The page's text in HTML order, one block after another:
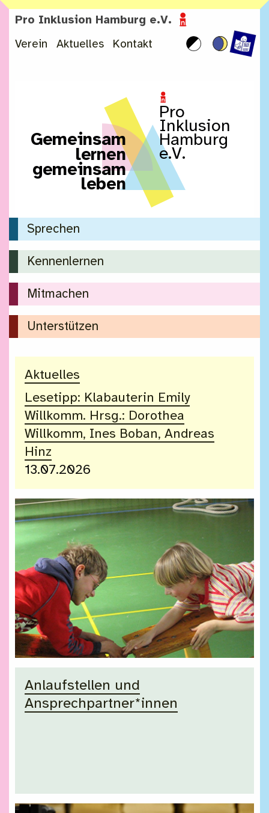
Zum Inhalt springen
Pro Inklusion Hamburg e.V.
Verein Aktuelles Kontakt
Pro
Inklusion
Hamburg
e.V.
Gemeinsam
lernen
gemeinsam
leben
Sprechen
Kennenlernen
Mitmachen
Unterstützen
Aktuelles
Lesetipp: Klabauterin Emily
Willkomm. Hrsg.: Dorothea
Willkomm, Ines Boban, Andreas
Hinz
13.07.2026
Anlaufstellen und
Ansprechpartner*innen